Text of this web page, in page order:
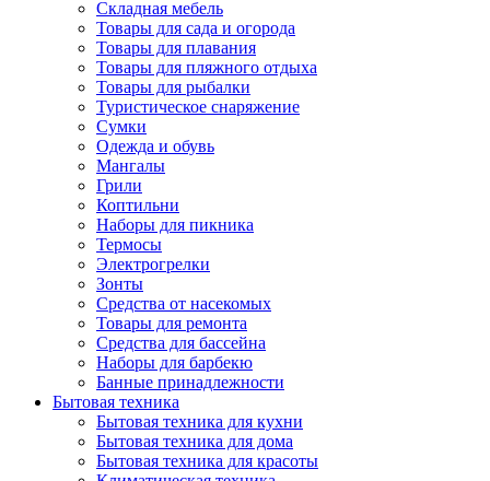
Складная мебель
Товары для сада и огорода
Товары для плавания
Товары для пляжного отдыха
Товары для рыбалки
Туристическое снаряжение
Сумки
Одежда и обувь
Мангалы
Грили
Коптильни
Наборы для пикника
Термосы
Электрогрелки
Зонты
Средства от насекомых
Товары для ремонта
Средства для бассейна
Наборы для барбекю
Банные принадлежности
Бытовая техника
Бытовая техника для кухни
Бытовая техника для дома
Бытовая техника для красоты